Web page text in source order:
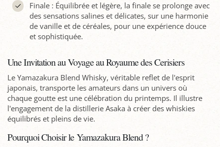
Finale : Équilibrée et légère, la finale se prolonge avec
des sensations salines et délicates, sur une harmonie
de vanille et de céréales, pour une expérience douce
et sophistiquée.
Une Invitation au Voyage au Royaume des Cerisiers
Le Yamazakura Blend Whisky, véritable reflet de l'esprit
japonais, transporte les amateurs dans un univers où
chaque goutte est une célébration du printemps. Il illustre
l'engagement de la distillerie Asaka à créer des whiskies
équilibrés et pleins de vie.
Pourquoi Choisir le Yamazakura Blend ?